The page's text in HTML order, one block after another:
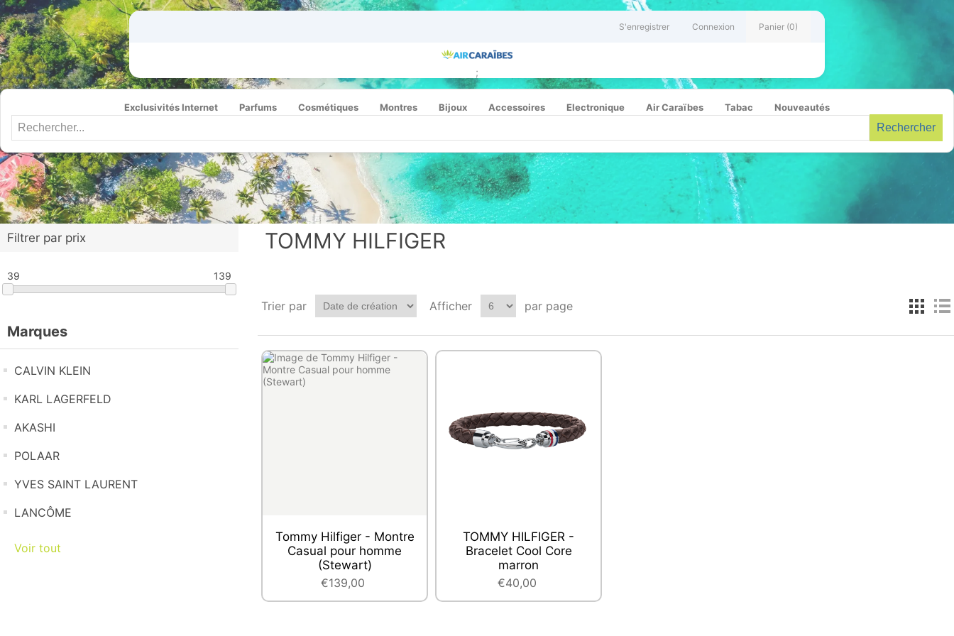
S'enregistrer Connexion Panier (0)
;
Exclusivités Internet Parfums Cosmétiques Montres Bijoux Accessoires Electronique Air Caraïbes Tabac Nouveautés
Rechercher
Filtrer par prix
39 139
Marques
CALVIN KLEIN
KARL LAGERFELD
AKASHI
POLAAR
YVES SAINT LAURENT
LANCÔME
Voir tout
TOMMY HILFIGER
Trier par Afficher par page
Tommy Hilfiger - Montre
Casual pour homme
(Stewart)
€139,00
TOMMY HILFIGER -
Bracelet Cool Core
marron
€40,00